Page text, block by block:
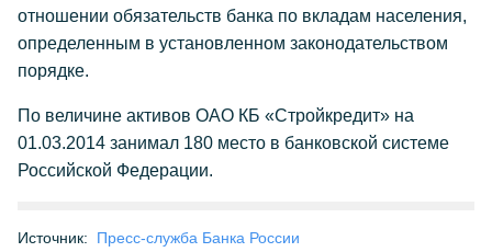
отношении обязательств банка по вкладам населения,
определенным в установленном законодательством
порядке.
По величине активов ОАО КБ «Стройкредит» на
01.03.2014 занимал 180 место в банковской системе
Российской Федерации.
Источник: Пресс-служба Банка России